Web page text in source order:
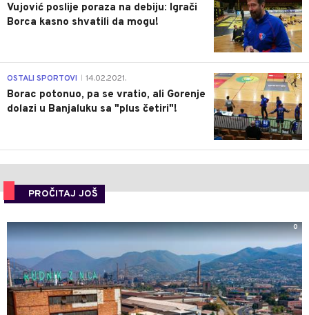
Vujović poslije poraza na debiju: Igrači
Borca kasno shvatili da mogu!
3
OSTALI SPORTOVI 14.02.2021.
Borac potonuo, pa se vratio, ali Gorenje
dolazi u Banjaluku sa "plus četiri"!
PROČITAJ JOŠ
0